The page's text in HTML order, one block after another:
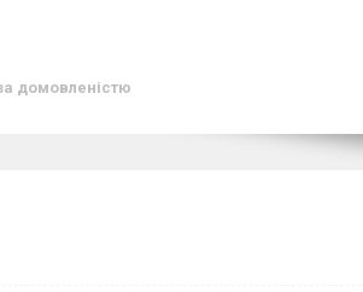
домовленістю